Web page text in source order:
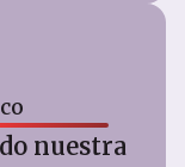
nuestra